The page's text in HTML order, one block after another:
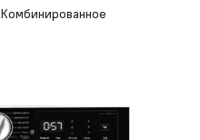
Комбинированное